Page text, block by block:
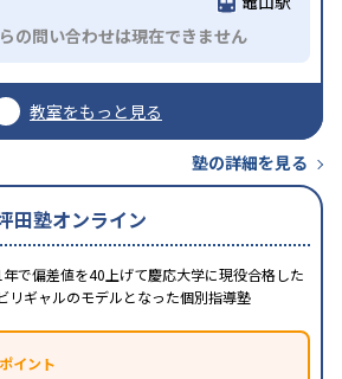
の問い合わせは現在できません
教室をもっと見る
塾の詳細を見る
田塾オンライン
年で偏差値を40上げて慶応大学に現役合格した
リギャルのモデルとなった個別指導塾
イント